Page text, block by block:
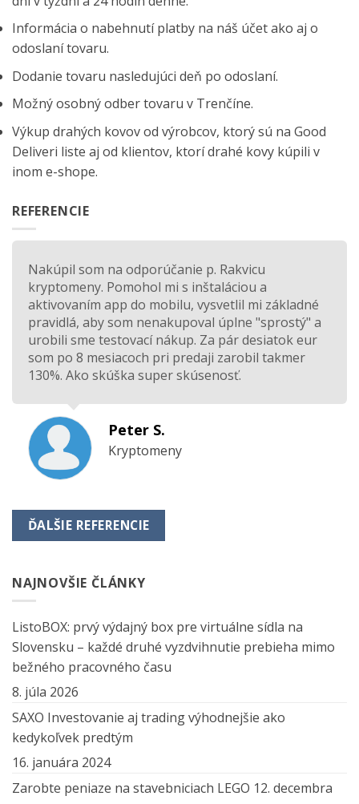
Informácia o nabehnutí platby na náš účet ako aj o
odoslaní tovaru.
Dodanie tovaru nasledujúci deň po odoslaní.
Možný osobný odber tovaru v Trenčíne.
Výkup drahých kovov od výrobcov, ktorý sú na Good
Deliveri liste aj od klientov, ktorí drahé kovy kúpili v
inom e-shope.
REFERENCIE
Nakúpil som na odporúčanie p. Rakvicu
kryptomeny. Pomohol mi s inštaláciou a
aktivovaním app do mobilu, vysvetlil mi základné
pravidlá, aby som nenakupoval úplne "sprostý" a
urobili sme testovací nákup. Za pár desiatok eur
som po 8 mesiacoch pri predaji zarobil takmer
130%. Ako skúška super skúsenosť.
Peter S.
Kryptomeny
ĎALŠIE REFERENCIE
NAJNOVŠIE ČLÁNKY
ListoBOX: prvý výdajný box pre virtuálne sídla na
Slovensku – každé druhé vyzdvihnutie prebieha mimo
bežného pracovného času
8. júla 2026
SAXO Investovanie aj trading výhodnejšie ako
kedykoľvek predtým
16. januára 2024
Zarobte peniaze na stavebniciach LEGO 12. decembra